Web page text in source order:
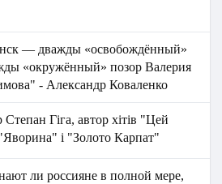
— дважды «освобождённый»
«окружённый» позор Валерия
- Александр Коваленко
Гіга, автор хітів "Цей
і "Золото Карпат"
ли россияне в полной мере,